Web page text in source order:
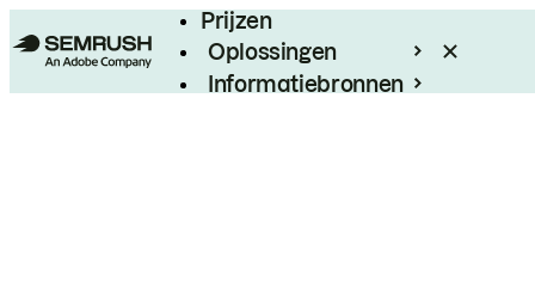
Prijzen
Oplossingen
Informatiebronnen